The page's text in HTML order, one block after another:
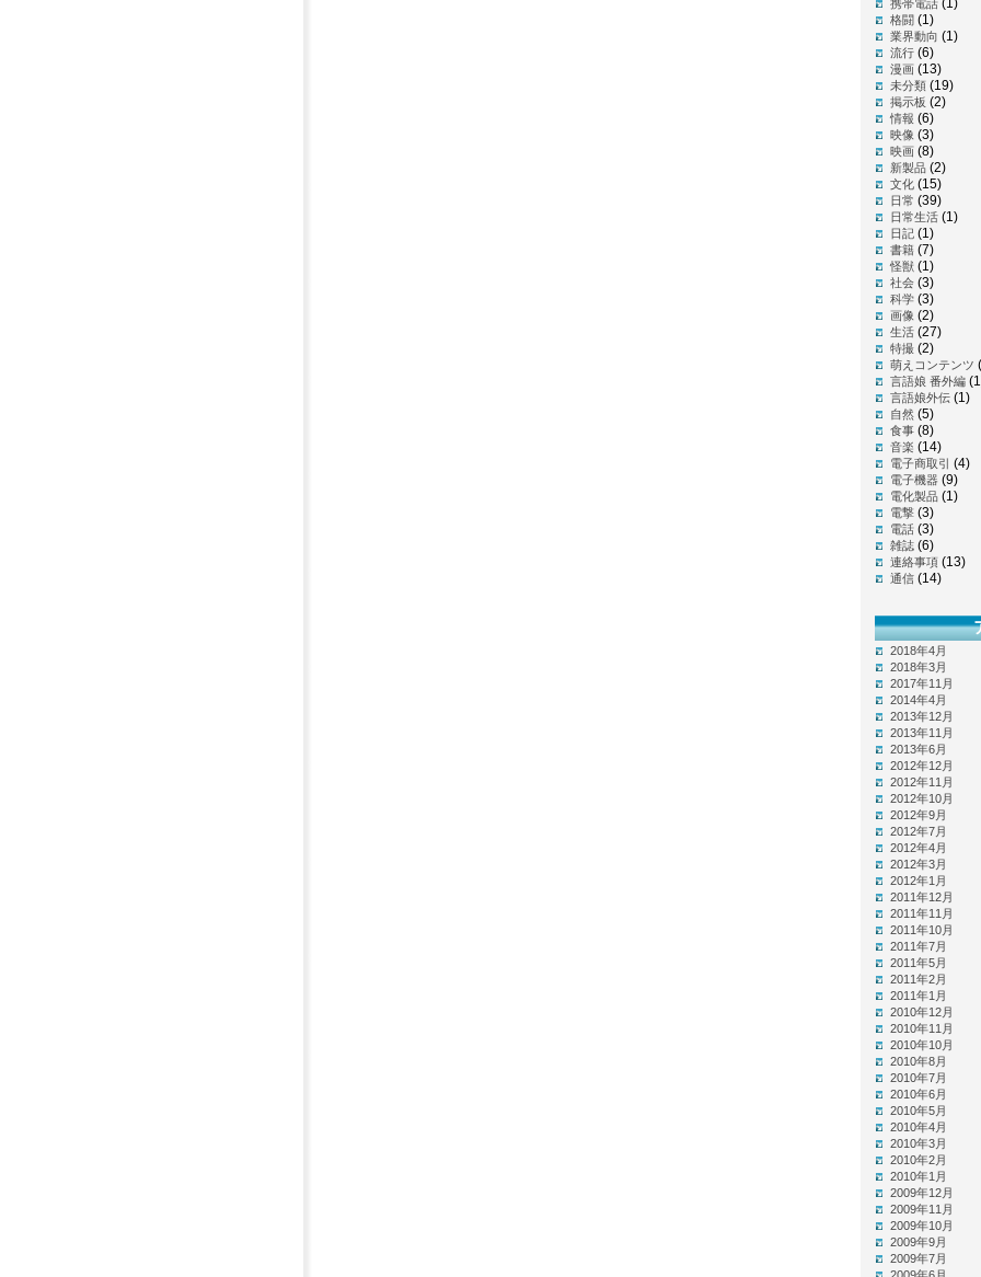
携帯電話 (1)
格闘 (1)
業界動向 (1)
流行 (6)
漫画 (13)
未分類 (19)
掲示板 (2)
情報 (6)
映像 (3)
映画 (8)
新製品 (2)
文化 (15)
日常 (39)
日常生活 (1)
日記 (1)
書籍 (7)
怪獣 (1)
社会 (3)
科学 (3)
画像 (2)
生活 (27)
特撮 (2)
萌えコンテンツ
言語娘 番外編
言語娘外伝 (1)
自然 (5)
食事 (8)
音楽 (14)
電子商取引 (4)
電子機器 (9)
電化製品 (1)
電撃 (3)
電話 (3)
雑誌 (6)
連絡事項 (13)
通信 (14)
2018年4月
2018年3月
2017年11月
2014年4月
2013年12月
2013年11月
2013年6月
2012年12月
2012年11月
2012年10月
2012年9月
2012年7月
2012年4月
2012年3月
2012年1月
2011年12月
2011年11月
2011年10月
2011年7月
2011年5月
2011年2月
2011年1月
2010年12月
2010年11月
2010年10月
2010年8月
2010年7月
2010年6月
2010年5月
2010年4月
2010年3月
2010年2月
2010年1月
2009年12月
2009年11月
2009年10月
2009年9月
2009年7月